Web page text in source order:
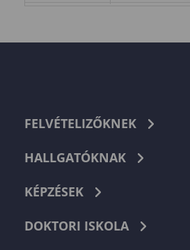
FELVÉTELIZŐKNEK
HALLGATÓKNAK
KÉPZÉSEK
DOKTORI ISKOLA